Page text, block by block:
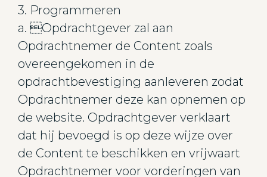
3. Programmeren
a. Opdrachtgever zal aan
Opdrachtnemer de Content zoals
overeengekomen in de
opdrachtbevestiging aanleveren zodat
Opdrachtnemer deze kan opnemen op
de website. Opdrachtgever verklaart
dat hij bevoegd is op deze wijze over
de Content te beschikken en vrijwaart
Opdrachtnemer voor vorderingen van